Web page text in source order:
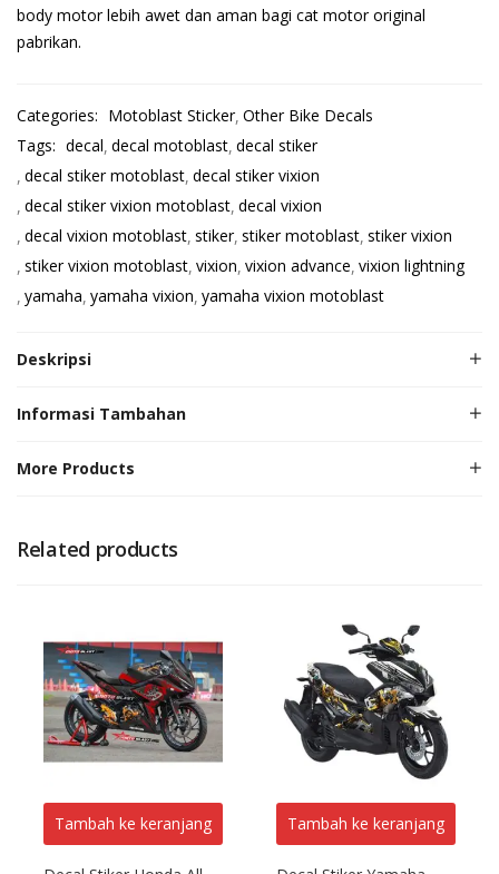
body motor lebih awet dan aman bagi cat motor original
pabrikan.
Categories: Motoblast Sticker Other Bike Decals
Tags: decal decal motoblast decal stiker
decal stiker motoblast decal stiker vixion
decal stiker vixion motoblast decal vixion
decal vixion motoblast stiker stiker motoblast stiker vixion
stiker vixion motoblast vixion vixion advance vixion lightning
yamaha yamaha vixion yamaha vixion motoblast
Deskripsi
Informasi Tambahan
More Products
Related products
Tambah ke keranjang Tambah ke keranjang